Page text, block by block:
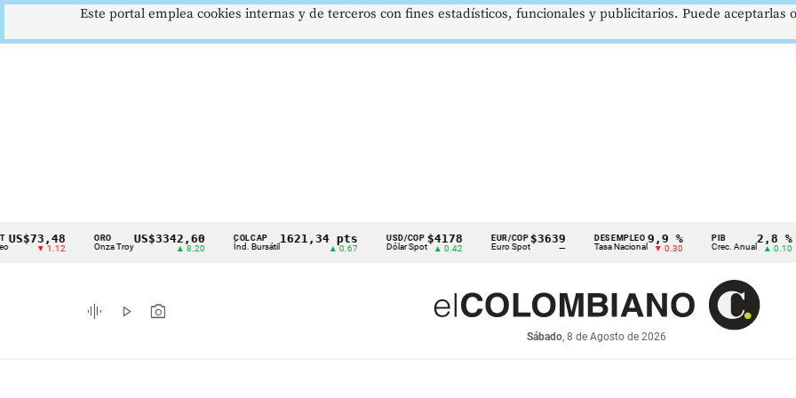
Cintillo
indicadores
económicos
▼ 1.12
ORO
Onza Troy
US$3342,60 COLCAP
Índ. Bursátil
1621,34 pts USD/COP
Dólar Spot
$4178
▲ 0.42
EUR/COP
Euro Spot
$3639
—
DESEMPLEO
Tasa Nacional
9,9 %
▼ 0.30
PIB
Crec. Anual
2,8 %
▲ 0.10
graphic_eq play_arrow photo_camera
Sábado, 8 de Agosto de 2026
Este portal emplea cookies internas y de terceros con fines estadísticos, funcionales y publicitarios. Puede aceptarlas